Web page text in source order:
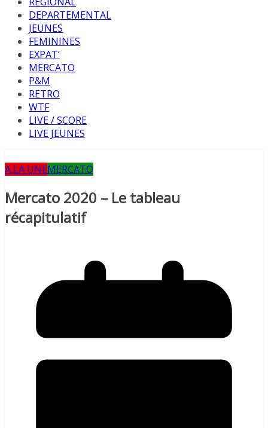
DEPARTEMENTAL
JEUNES
FEMININES
EXPAT’
MERCATO
P&M
RETRO
WTF
LIVE / SCORE
LIVE JEUNES
A LA UNEMERCATO
Mercato 2020 – Le tableau
récapitulatif